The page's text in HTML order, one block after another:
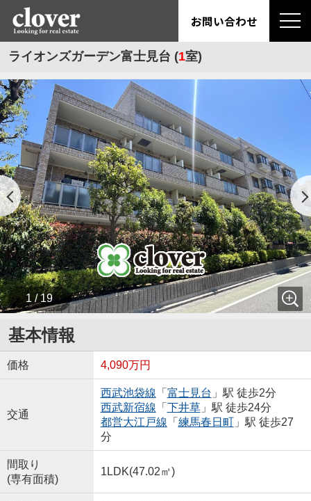
お問い合わせ
ライオンズガーデン富士見台 (1室)
1 / 19
基本情報
価格 4,090万円
交通
西武池袋線 「 富士見台 」駅 徒歩2分
西武新宿線 「 下井草」駅 徒歩24分
都営大江戸線 「 練馬春日町」駅 徒歩27
分
間取り
(専有面積)
1LDK(47.02㎡)